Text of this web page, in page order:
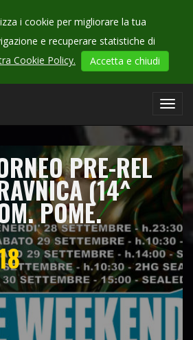
i cookie per migliorare la tua
e recuperare statistiche di
Cookie Policy. Accetta e chiudi
CHECK
OUR
PRE-REL
(14^
POME.